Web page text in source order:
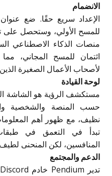
الانضمام
للمسح الأولي، وستحصل
منصات الذكاء الاصطناعي
ائتمان للمسح المجاني،
لأصحاب الأعمال الصغيرة
لوحة القيادة
مستكشف الرؤية هو الشاشة
حسب المنصة والشخصية
نظيف، مع ظهور أهم
تبدأ في التعمق في
المنافسين، لكن المنحنى
الدعم والمجتمع